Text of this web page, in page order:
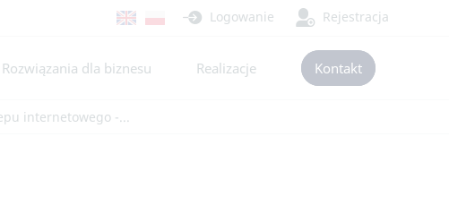
Logowanie Rejestracja
Rozwiązania dla biznesu Realizacje Kontakt
internetowego -...